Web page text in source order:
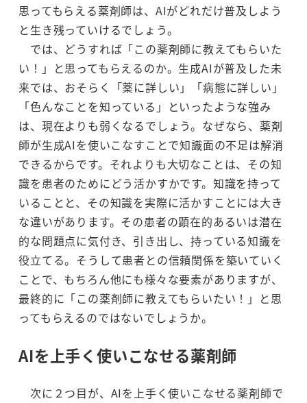
思ってもらえる薬剤師は、AIがどれだけ普及しよう
と生き残っていけるでしょう。
では、どうすれば「この薬剤師に教えてもらいた
い！」と思ってもらえるのか。生成AIが普及した未
来では、おそらく「薬に詳しい」「病態に詳しい」
「色んなことを知っている」といったような強み
は、現在よりも弱くなるでしょう。なぜなら、薬剤
師が生成AIを使いこなすことで知識面の不足は解消
できるからです。それよりも大切なことは、その知
識を患者のためにどう活かすかです。知識を持って
いることと、その知識を実際に活かすことには大き
な違いがあります。その患者の顕在的あるいは潜在
的な問題点に気付き、引き出し、持っている知識を
役立てる。そうして患者との信頼関係を築いていく
ことで、もちろん他にも様々な要素がありますが、
最終的に「この薬剤師に教えてもらいたい！」と思
ってもらえるのではないでしょうか。
AIを上手く使いこなせる薬剤師
次に２つ目が、AIを上手く使いこなせる薬剤師で